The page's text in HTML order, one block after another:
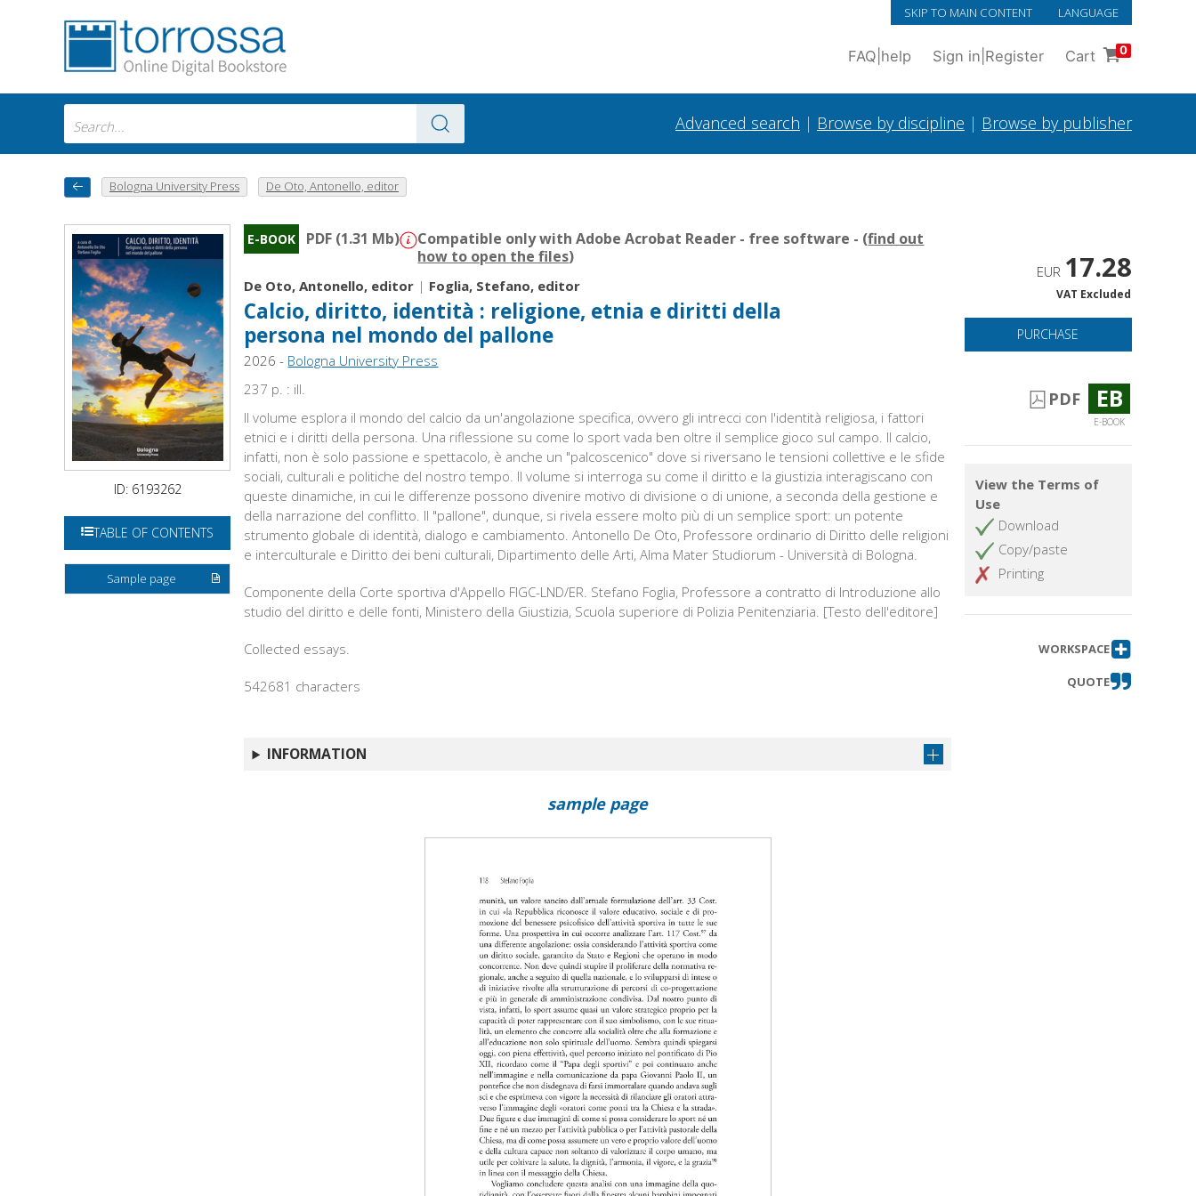
SKIP TO MAIN CONTENT LANGUAGE
FAQ help Sign in Register Cart 0
Advanced search | Browse by discipline | Browse by publisher
Bologna University Press De Oto, Antonello, editor
ID: 6193262
TABLE OF CONTENTS
Sample page
E-BOOK PDF (1.31 Mb) Compatible only with Adobe Acrobat Reader - free software - (find out
how to open the files)
De Oto, Antonello, editor | Foglia, Stefano, editor
Calcio, diritto, identità : religione, etnia e diritti della
persona nel mondo del pallone
2026 - Bologna University Press
237 p. : ill.
Il volume esplora il mondo del calcio da un'angolazione specifica, ovvero gli intrecci con l'identità religiosa, i fattori
etnici e i diritti della persona. Una riflessione su come lo sport vada ben oltre il semplice gioco sul campo. Il calcio,
infatti, non è solo passione e spettacolo, è anche un "palcoscenico" dove si riversano le tensioni collettive e le sfide
sociali, culturali e politiche del nostro tempo. Il volume si interroga su come il diritto e la giustizia interagiscano con
queste dinamiche, in cui le differenze possono divenire motivo di divisione o di unione, a seconda della gestione e
della narrazione del conflitto. Il "pallone", dunque, si rivela essere molto più di un semplice sport: un potente
strumento globale di identità, dialogo e cambiamento. Antonello De Oto, Professore ordinario di Diritto delle religioni
e interculturale e Diritto dei beni culturali, Dipartimento delle Arti, Alma Mater Studiorum - Università di Bologna.
Componente della Corte sportiva d'Appello FIGC-LND/ER. Stefano Foglia, Professore a contratto di Introduzione allo
studio del diritto e delle fonti, Ministero della Giustizia, Scuola superiore di Polizia Penitenziaria. [Testo dell'editore]
Collected essays.
542681 characters
INFORMATION
EUR 17.28
VAT Excluded
PURCHASE
PDF EB
E-BOOK
View the Terms of
Use
Download
Copy/paste
Printing
WORKSPACE
QUOTE
sample page